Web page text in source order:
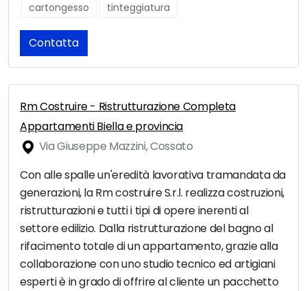
cartongesso tinteggiatura
Contatta
Rm Costruire - Ristrutturazione Completa
Appartamenti Biella e provincia
Via Giuseppe Mazzini, Cossato
Con alle spalle un'eredità lavorativa tramandata da
generazioni, la Rm costruire S.r.l. realizza costruzioni,
ristrutturazioni e tutti i tipi di opere inerenti al
settore edilizio. Dalla ristrutturazione del bagno al
rifacimento totale di un appartamento, grazie alla
collaborazione con uno studio tecnico ed artigiani
esperti è in grado di offrire al cliente un pacchetto